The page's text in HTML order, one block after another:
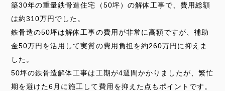
築30年の重量鉄骨造住宅（50坪）の解体工事で、費用総額
は約310万円でした。
鉄骨造の50坪は解体工事の費用が非常に高額ですが、補助
金50万円を活用して実質の費用負担を約260万円に抑えま
した。
50坪の鉄骨造解体工事は工期が4週間かかりましたが、繁忙
期を避けた6月に施工して費用を抑えた点もポイントです。